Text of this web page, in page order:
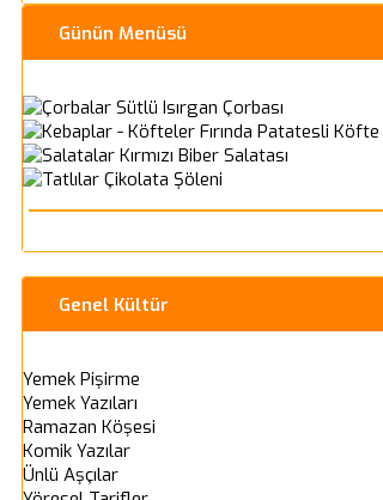
Günün Menüsü
Sütlü Isırgan Çorbası
Fırında Patatesli Köfte
Kırmızı Biber Salatası
Çikolata Şöleni
Genel Kültür
Yemek Pişirme
Yemek Yazıları
Ramazan Köşesi
Komik Yazılar
Ünlü Aşçılar